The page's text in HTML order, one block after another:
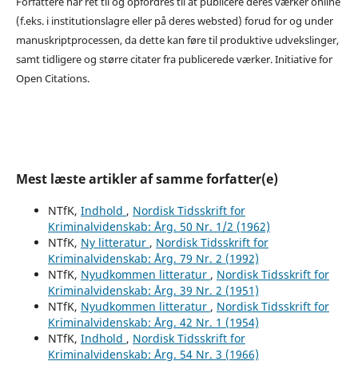
(f.eks. i institutionslagre eller på deres websted) forud for og under
manuskriptprocessen, da dette kan føre til produktive udvekslinger,
samt tidligere og større citater fra publicerede værker. Initiative for
Open Citations.
Mest læste artikler af samme forfatter(e)
NTfK, Indhold , Nordisk Tidsskrift for
Kriminalvidenskab: Årg. 50 Nr. 1/2 (1962)
NTfK, Ny litteratur , Nordisk Tidsskrift for
Kriminalvidenskab: Årg. 79 Nr. 2 (1992)
NTfK, Nyudkommen litteratur , Nordisk Tidsskrift for
Kriminalvidenskab: Årg. 39 Nr. 2 (1951)
NTfK, Nyudkommen litteratur , Nordisk Tidsskrift for
Kriminalvidenskab: Årg. 42 Nr. 1 (1954)
NTfK, Indhold , Nordisk Tidsskrift for
Kriminalvidenskab: Årg. 54 Nr. 3 (1966)